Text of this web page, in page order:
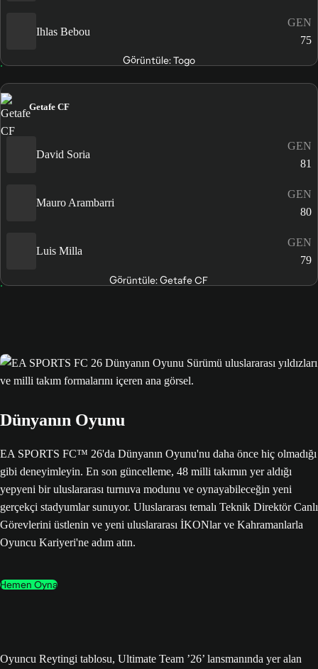
Ihlas Bebou
GEN
75
Görüntüle: Togo
Getafe CF
David Soria
GEN
81
Mauro Arambarri
GEN
80
Luis Milla
GEN
79
Görüntüle: Getafe CF
Dünyanın Oyunu
EA SPORTS FC™ 26'da Dünyanın Oyunu'nu daha önce hiç olmadığı
gibi deneyimleyin. En son güncelleme, 48 milli takımın yer aldığı
yepyeni bir uluslararası turnuva modunu ve oynayabileceğin yeni
gerçekçi stadyumlar sunuyor. Uluslararası temalı Teknik Direktör Canlı
Görevlerini üstlenin ve yeni uluslararası İKONlar ve Kahramanlarla
Oyuncu Kariyeri'ne adım atın.
Hemen Oyna
Oyuncu Reytingi tablosu, Ultimate Team ’26’ lansmanında yer alan